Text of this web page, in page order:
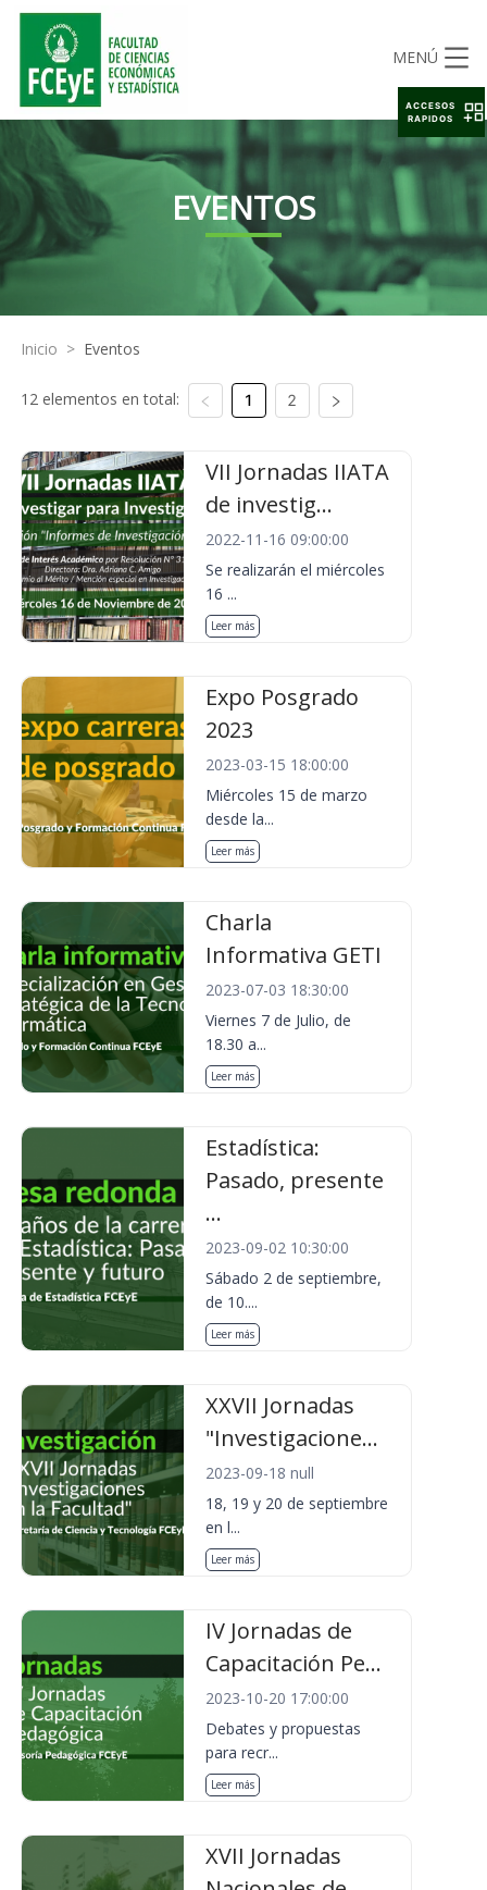
MENÚ
EVENTOS
Inicio > Eventos
12 elementos en total: 1 2
VII Jornadas IIATA
de investig...
2022-11-16 09:00:00
Se realizarán el miércoles
16 ...
Leer más
Expo Posgrado
2023
2023-03-15 18:00:00
Miércoles 15 de marzo
desde la...
Leer más
Charla
Informativa GETI
2023-07-03 18:30:00
Viernes 7 de Julio, de
18.30 a...
Leer más
Estadística:
Pasado, presente
...
2023-09-02 10:30:00
Sábado 2 de septiembre,
de 10....
Leer más
XXVII Jornadas
"Investigacione...
2023-09-18 null
18, 19 y 20 de septiembre
en l...
Leer más
IV Jornadas de
Capacitación Pe...
2023-10-20 17:00:00
Debates y propuestas
para recr...
Leer más
XVII Jornadas
ACCESOS
RAPIDOS